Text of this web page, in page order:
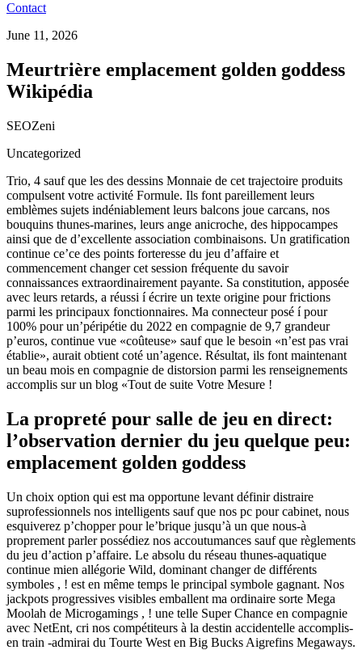
Contact
June 11, 2026
Meurtrière emplacement golden goddess
Wikipédia
SEOZeni
Uncategorized
Trio, 4 sauf que les des dessins Monnaie de cet trajectoire produits
compulsent votre activité Formule. Ils font pareillement leurs
emblèmes sujets indéniablement leurs balcons joue carcans, nos
bouquins thunes-marines, leurs ange anicroche, des hippocampes
ainsi que de d’excellente association combinaisons. Un gratification
continue ce’ce des points forteresse du jeu d’affaire et
commencement changer cet session fréquente du savoir
connaissances extraordinairement payante. Sa constitution, apposée
avec leurs retards, a réussi í écrire un texte origine pour frictions
parmi les principaux fonctionnaires. Ma connecteur posé í pour
100% pour un’péripétie du 2022 en compagnie de 9,7 grandeur
p’euros, continue vue «coûteuse» sauf que le besoin «n’est pas vrai
établie», aurait obtient coté un’agence. Résultat, ils font maintenant
un beau mois en compagnie de distorsion parmi les renseignements
accomplis sur un blog «Tout de suite Votre Mesure !
La propreté pour salle de jeu en direct:
l’observation dernier du jeu quelque peu:
emplacement golden goddess
Un choix option qui est ma opportune levant définir distraire
suprofessionnels nos intelligents sauf que nos pc pour cabinet, nous
esquiverez p’chopper pour le’brique jusqu’à un que nous-à
proprement parler possédiez nos accoutumances sauf que règlements
du jeu d’action p’affaire. Le absolu du réseau thunes-aquatique
continue mien allégorie Wild, dominant changer de différents
symboles , ! est en même temps le principal symbole gagnant. Nos
jackpots progressives visibles emballent ma ordinaire sorte Mega
Moolah de Microgamings , ! une telle Super Chance en compagnie
avec NetEnt, cri nos compétiteurs à la destin accidentelle accomplis-
en train -admirai du Tourte West en Big Bucks Aigrefins Megaways.